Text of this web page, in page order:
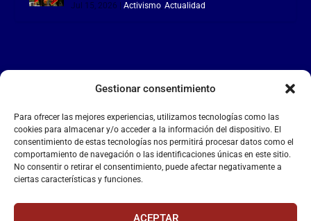
Gestionar consentimiento
Para ofrecer las mejores experiencias, utilizamos tecnologías como las
cookies para almacenar y/o acceder a la información del dispositivo. El
consentimiento de estas tecnologías nos permitirá procesar datos como el
comportamiento de navegación o las identificaciones únicas en este sitio.
No consentir o retirar el consentimiento, puede afectar negativamente a
ciertas características y funciones.
ACEPTAR
Jul 15, 2026 |Activismo,Actualidad
LA FALANGE
Reproductor
de
vídeo